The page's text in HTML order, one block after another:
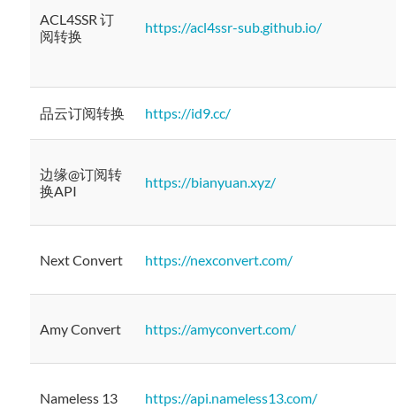
ACL4SSR 订
阅转换
https://acl4ssr-sub.github.io/
品云订阅转换 https://id9.cc/
边缘@订阅转
换API
https://bianyuan.xyz/
Next Convert https://nexconvert.com/
Amy Convert https://amyconvert.com/
Nameless 13 https://api.nameless13.com/